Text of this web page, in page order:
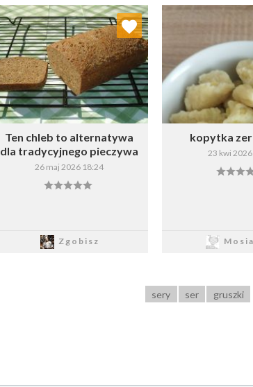
Ten chleb to alternatywa
dla tradycyjnego pieczywa
26 maj 2026 18:24
Zgobisz
Dodaj do ulubionych
Wybierz listę:
Zapisz
kopytka
23 kwi
Dodaj do
Wybierz
sery ser gruszki